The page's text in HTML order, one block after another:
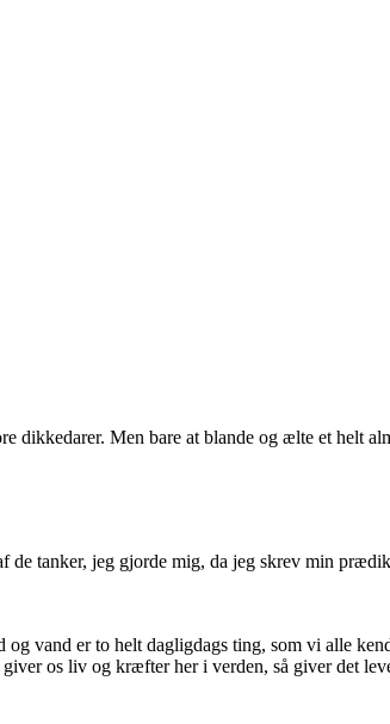
dikkedarer. Men bare at blande og ælte et helt
de tanker, jeg gjorde mig, da jeg skrev min
vand er to helt dagligdags ting, som vi alle
os liv og kræfter her i verden, så giver det